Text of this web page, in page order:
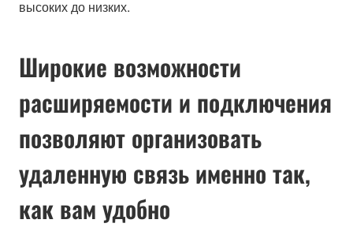
высоких до низких.
Широкие возможности
расширяемости и подключения
позволяют организовать
удаленную связь именно так,
как вам удобно